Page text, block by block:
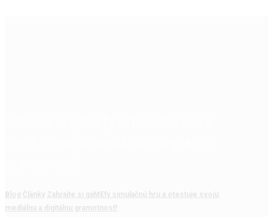
Blog Články Zahrajte si gaMEfy simulačnú hru a otestuje svoju
mediálnu a digitálnu gramotnosť!